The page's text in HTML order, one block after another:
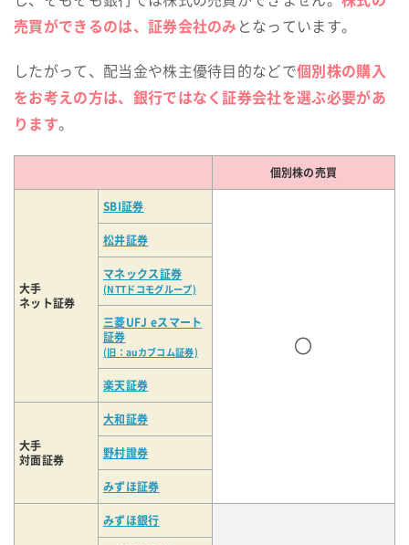
売買ができるのは、証券会社のみ となっています。
したがって、配当金や株主優待目的などで個別株の購入
をお考えの方は、銀行ではなく証券会社を選ぶ必要があ
ります。
個別株の売買
大手
ネット証券
SBI証券
〇
松井証券
マネックス証券
(NTTドコモグループ)
三菱UFJ eスマート
証券
(旧：auカブコム証券)
楽天証券
大手
対面証券
大和証券
野村證券
みずほ証券
みずほ銀行